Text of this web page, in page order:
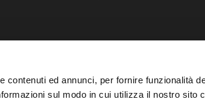
contenuti ed annunci, per fornire funzionalità
sul modo in cui utilizza il nostro sito